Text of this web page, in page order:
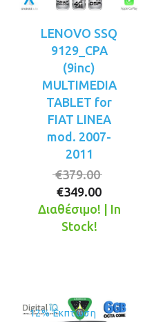
LENOVO SSQ
9129_CPA
(9inc)
MULTIMEDIA
TABLET for
FIAT LINEA
mod. 2007-
2011
€379.00
was:
€349.00
τρέχουσα
Διαθέσιμο! | In
Stock!
12% Έκπτωση